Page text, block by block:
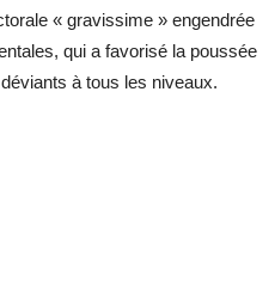
« gravissime » engendrée
qui a favorisé la poussée
à tous les niveaux.